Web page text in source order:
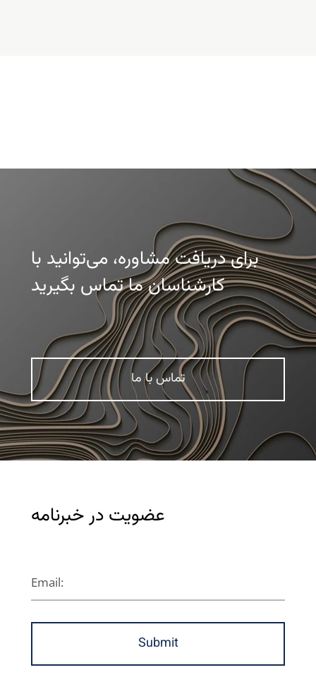
برای دریافت مشاوره، می‌توانید با
کارشناسان ما تماس بگیرید
تماس با ما
عضویت در خبرنامه
Submit